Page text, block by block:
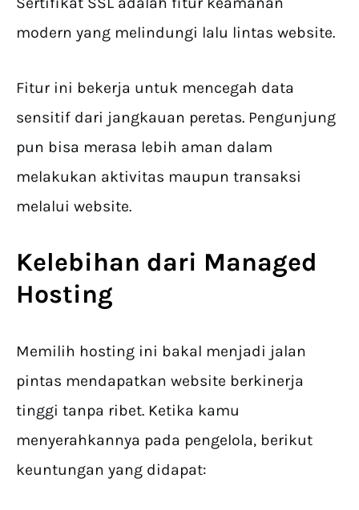
modern yang melindungi lalu lintas website.
Fitur ini bekerja untuk mencegah data
sensitif dari jangkauan peretas. Pengunjung
pun bisa merasa lebih aman dalam
melakukan aktivitas maupun transaksi
melalui website.
Kelebihan dari Managed
Hosting
Memilih hosting ini bakal menjadi jalan
pintas mendapatkan website berkinerja
tinggi tanpa ribet. Ketika kamu
menyerahkannya pada pengelola, berikut
keuntungan yang didapat: